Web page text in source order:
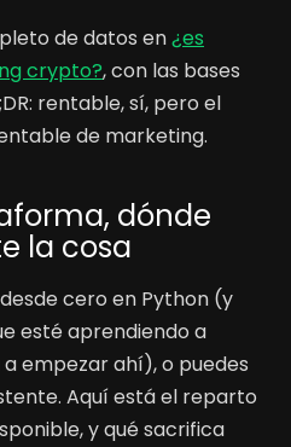
de datos en¿es
crypto?, con las bases
rentable, sí, pero el
de marketing.
dónde
la cosa
cero en Python (y
esté aprendiendo a
empezar ahí), o puedes
Aquí está el reparto
y qué sacrifica